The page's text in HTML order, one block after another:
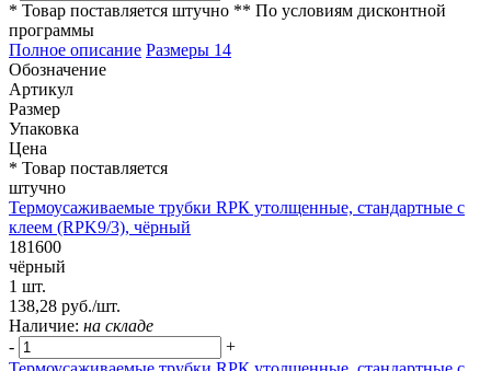
* Товар поставляется штучно ** По условиям дисконтной
программы
Полное описание Размеры 14
Обозначение
Артикул
Размер
Упаковка
Цена
* Товар поставляется
штучно
Термоусаживаемые трубки RPК утолщенные, стандартные с
клеем (RPK9/3), чёрный
181600
чёрный
1 шт.
138,28 руб./шт.
Наличие: на складе
-
+